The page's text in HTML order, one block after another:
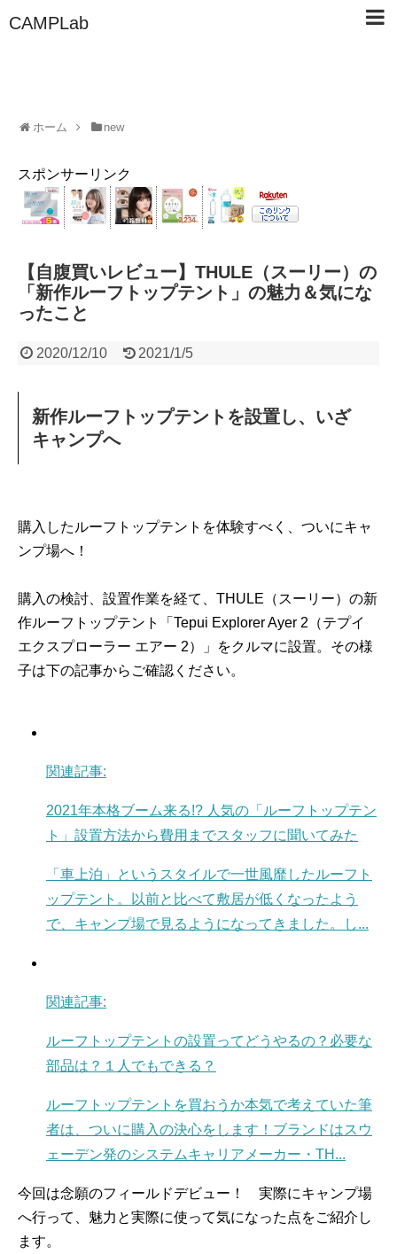
CAMPLab
ホーム new
スポンサーリンク
【自腹買いレビュー】THULE（スーリー）の
「新作ルーフトップテント」の魅力＆気にな
ったこと
2020/12/10 2021/1/5
新作ルーフトップテントを設置し、いざ
キャンプへ
購入したルーフトップテントを体験すべく、ついにキャ
ンプ場へ！
購入の検討、設置作業を経て、THULE（スーリー）の新
作ルーフトップテント「Tepui Explorer Ayer 2（テプイ
エクスプローラー エアー 2）」をクルマに設置。その様
子は下の記事からご確認ください。
関連記事:
2021年本格ブーム来る!? 人気の「ルーフトップテン
ト」設置方法から費用までスタッフに聞いてみた
「車上泊」というスタイルで一世風靡したルーフト
ップテント。以前と比べて敷居が低くなったよう
で、キャンプ場で見るようになってきました。し...
関連記事:
ルーフトップテントの設置ってどうやるの？必要な
部品は？１人でもできる？
ルーフトップテントを買おうか本気で考えていた筆
者は、ついに購入の決心をします！ブランドはスウ
ェーデン発のシステムキャリアメーカー・TH...
今回は念願のフィールドデビュー！ 実際にキャンプ場
へ行って、魅力と実際に使って気になった点をご紹介し
ます。